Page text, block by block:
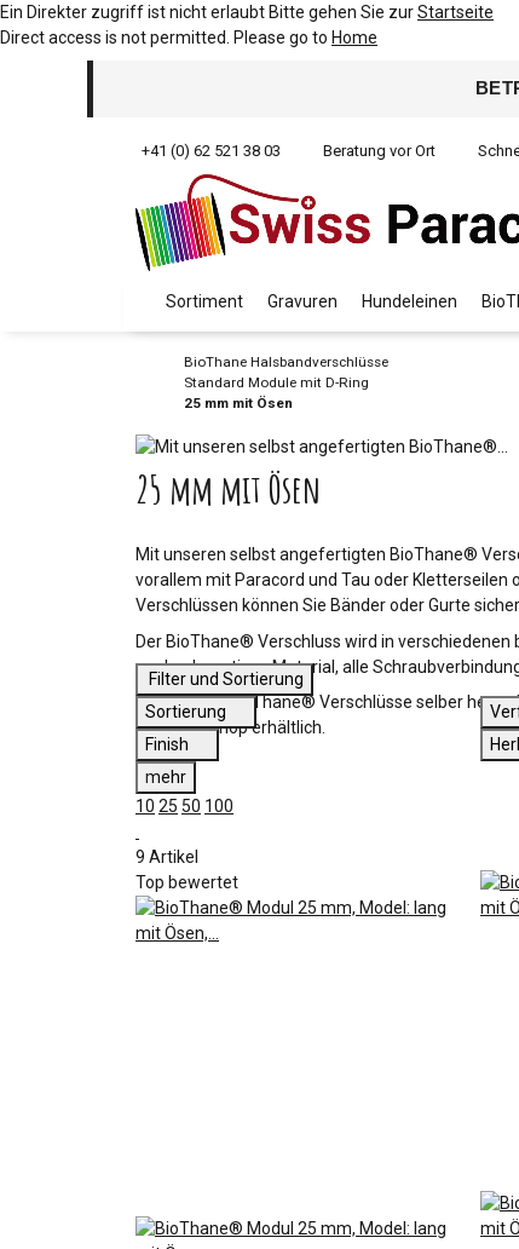
Ein Direkter zugriff ist nicht erlaubt Bitte gehen Sie zurStartseite
Direct access is not permitted. Please go to Home
+41 (0) 62 521 38 03 Beratung vor Ort
Sortiment Gravuren Hundeleinen
BioThane Halsbandverschlüsse
Standard Module mit D-Ring
25 mm mit Ösen
25 mm mit Ösen
Mit unseren selbst angefertigten BioThane®
vorallem mit Paracord und Tau oder
Verschlüssen können Sie Bänder oder Gurte
Der BioThane® Verschluss wird in
nur hochwertiges Material, alle
Falls Sie die BioThane® Verschlüsse selber
unserem Shop erhältlich.
Filter und Sortierung
Sortierung
Finish
mehr
10 25 50 100
9 Artikel
Top bewertet